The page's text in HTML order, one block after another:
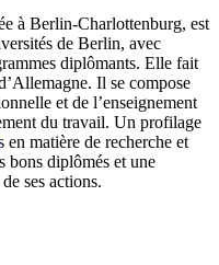
à Berlin-Charlottenburg, est
de Berlin, avec
diplômants. Elle fait
Il se compose
et de l’enseignement
du travail. Un profilage
matière de recherche et
bons diplômés et une
ses actions.